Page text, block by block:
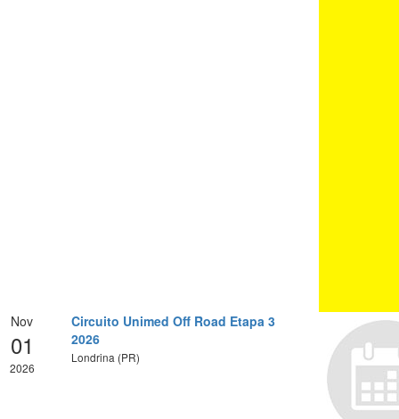
Nov
01
2026
Circuito Unimed Off Road Etapa 3
2026
Londrina (PR)